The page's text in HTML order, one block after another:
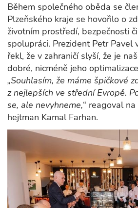
Během společného oběda se
Plzeňského kraje se hovořilo o
životním prostředí, bezpečnosti
spolupráci. Prezident Petr Pavel
řekl, že v zahraničí slyší, že je
dobré, nicméně jeho
„Souhlasím, že máme špičkové
z nejlepších ve střední Evropě.
se, ale nevyhneme,“ reagoval
hejtman Kamal Farhan.